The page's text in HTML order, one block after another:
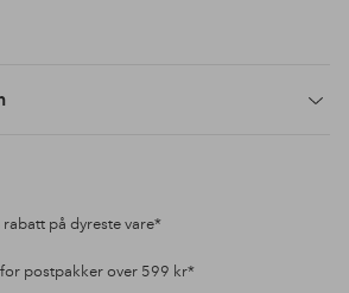
rabatt på dyreste vare*
postpakker over 599 kr*